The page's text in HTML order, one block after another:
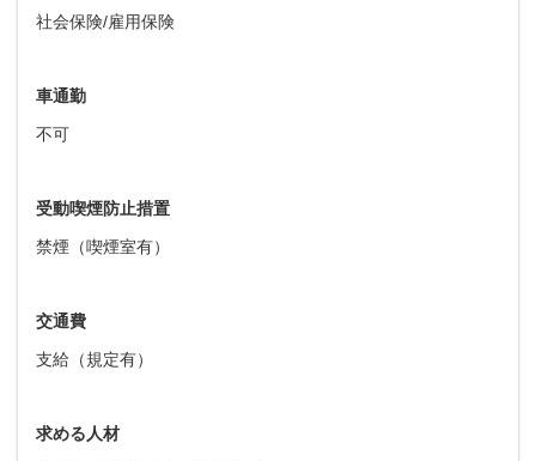
社会保険/雇用保険
車通勤
不可
受動喫煙防止措置
禁煙（喫煙室有）
交通費
支給（規定有）
求める人材